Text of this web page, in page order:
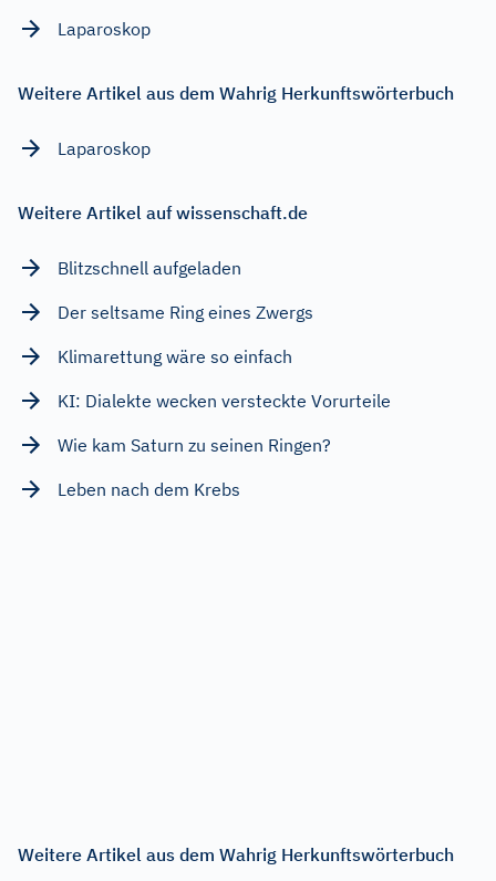
Laparoskop
Weitere Artikel aus dem Wahrig Herkunftswörterbuch
Laparoskop
Weitere Artikel auf wissenschaft.de
Blitzschnell aufgeladen
Der seltsame Ring eines Zwergs
Klimarettung wäre so einfach
KI: Dialekte wecken versteckte Vorurteile
Wie kam Saturn zu seinen Ringen?
Leben nach dem Krebs
Weitere Artikel aus dem Wahrig Herkunftswörterbuch